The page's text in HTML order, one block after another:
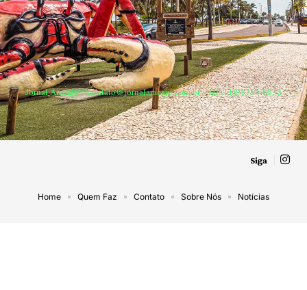
Jornal Aracaju –contato@jornalaracaju.com.br– tel.(11)91754-6532
Siga
Home Quem Faz Contato Sobre Nós Notícias